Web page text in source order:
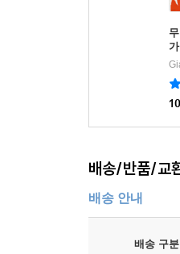
가
배송/반품/교
배송 안내
배송 구분